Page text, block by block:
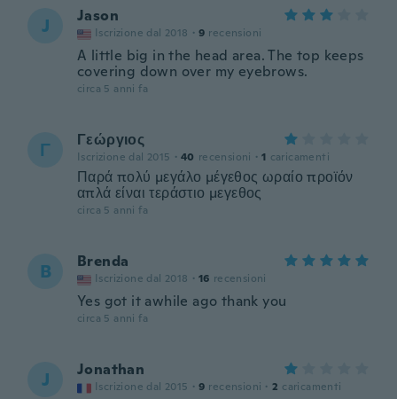
J Jason
Iscrizione dal 2018 · 9 recensioni
A little big in the head area. The top keeps
covering down over my eyebrows.
circa 5 anni fa
Γ Γεώργιος
Iscrizione dal 2015 · 40 recensioni · 1 caricamenti
Παρά πολύ μεγάλο μέγεθος ωραίο προϊόν
απλά είναι τεράστιο μεγεθος
circa 5 anni fa
B Brenda
Iscrizione dal 2018 · 16 recensioni
Yes got it awhile ago thank you
circa 5 anni fa
J Jonathan
Iscrizione dal 2015 · 9 recensioni · 2 caricamenti